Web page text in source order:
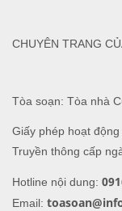
Tòa soạn: Tòa nhà
Giấy phép hoạt
Truyền thông cấp
Hotline nội dung:
Email:
CHUYÊN TRANG